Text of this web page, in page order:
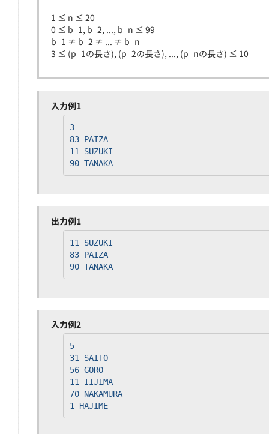
1 ≤ n ≤ 20
0 ≤ b_1, b_2, ..., b_n ≤ 99
b_1 ≠ b_2 ≠ ... ≠ b_n
3 ≤ (p_1の長さ), (p_2の長さ), ..., (p_nの長さ) ≤ 10
入力例1
3
83 PAIZA
11 SUZUKI
90 TANAKA
出力例1
11 SUZUKI
83 PAIZA
90 TANAKA
入力例2
5
31 SAITO
56 GORO
11 IIJIMA
70 NAKAMURA
1 HAJIME